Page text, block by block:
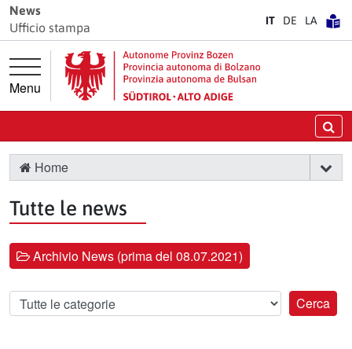
Vai direttamente alla navigazione principale
Vai al contenuto principale
News
Ufficio stampa
IT DE LA
Menu
Home
Tutte le news
Archivio News (prima del 08.07.2021)
Categoria Cerca